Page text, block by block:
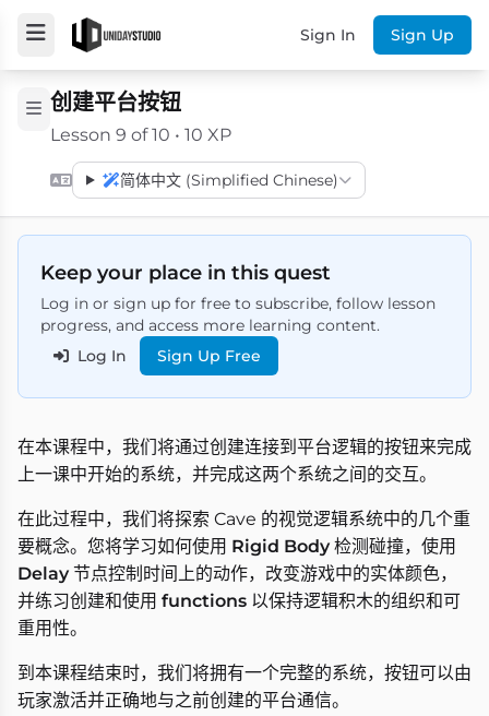
Sign In Sign Up
创建平台按钮
Lesson 9 of 10 • 10 XP
简体中文 (Simplified Chinese)
Keep your place in this quest
Log in or sign up for free to subscribe, follow lesson
progress, and access more learning content.
Log In
Sign Up Free
在本课程中，我们将通过创建连接到平台逻辑的按钮来完成
上一课中开始的系统，并完成这两个系统之间的交互。
在此过程中，我们将探索 Cave 的视觉逻辑系统中的几个重
要概念。您将学习如何使用 Rigid Body检测碰撞，使用
Delay节点控制时间上的动作，改变游戏中的实体颜色，
并练习创建和使用 functions 以保持逻辑积木的组织和可
重用性。
到本课程结束时，我们将拥有一个完整的系统，按钮可以由
玩家激活并正确地与之前创建的平台通信。